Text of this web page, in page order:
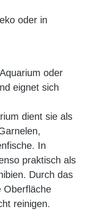
oder in
oder
eignet sich
dient sie als
In
praktisch als
Durch das
Oberfläche
reinigen.